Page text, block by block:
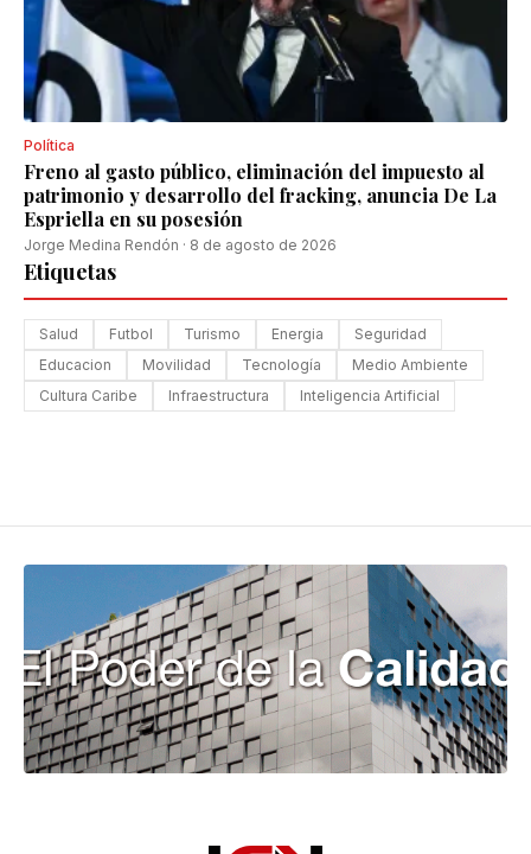
Política
Freno al gasto público, eliminación del impuesto al
patrimonio y desarrollo del fracking, anuncia De La
Espriella en su posesión
Jorge Medina Rendón · 8 de agosto de 2026
Etiquetas
Salud Futbol Turismo Energia
Seguridad
Educacion
Movilidad Tecnología
Medio Ambiente
Cultura Caribe
Infraestructura Inteligencia Artificial